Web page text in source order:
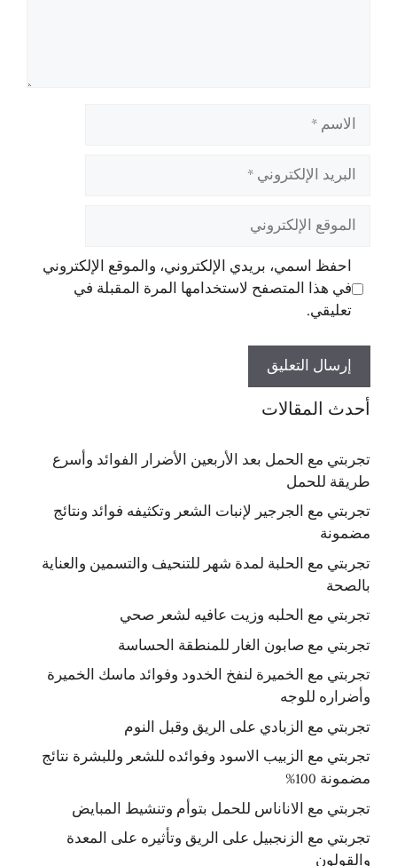
الاسم
البريد
الإلكتروني
الموقع
الإلكتروني
احفظ اسمي، بريدي الإلكتروني، والموقع الإلكتروني
في هذا المتصفح لاستخدامها المرة المقبلة في
تعليقي.
أحدث المقالات
تجربتي مع الحمل بعد الأربعين الأضرار الفوائد وأسرع
طريقة للحمل
تجربتي مع الجرجير لإنبات الشعر وتكثيفه فوائد ونتائج
مضمونة
تجربتي مع الحلبة لمدة شهر للتنحيف والتسمين والعناية
بالصحة
تجربتي مع الحلبه وزيت عافيه لشعر صحي
تجربتي مع صابون الغار للمنطقة الحساسة
تجربتي مع الخميرة لنفخ الخدود وفوائد ماسك الخميرة
وأضراره للوجه
تجربتي مع الزبادي على الريق وقبل النوم
تجربتي مع الزبيب الاسود وفوائده للشعر وللبشرة نتائج
مضمونة 100%
تجربتي مع الاناناس للحمل بتوأم وتنشيط المبايض
تجربتي مع الزنجبيل على الريق وتأثيره على المعدة
والقولون